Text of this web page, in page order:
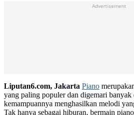
Advertisement
Liputan6.com, Jakarta Piano
yang paling populer dan digemari banyak
kemampuannya menghasilkan melodi
Tak hanya sebagai hiburan, bermain